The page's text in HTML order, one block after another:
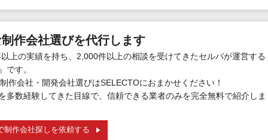
作会社選びを代行します
上の実績を持ち、2,000件以上の相談を受けてきたセルバが運営する
です。
作会社・開発会社選びはSELECTOにおまかせください！
多数経験してきた目線で、信頼できる業者のみを完全無料で紹介しま
制作会社探しを依頼する